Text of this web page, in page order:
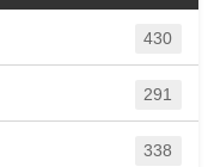
430
291
338